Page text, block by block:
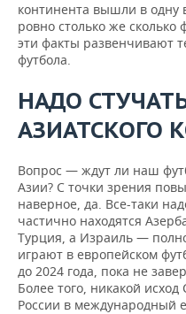
континента вышли в
ровно столько же сколько
эти факты развенчивают
футбола.
НАДО
АЗИАТСКОГО
Вопрос — ждут ли наш
Азии? С точки зрения
наверное, да. Все-таки
частично находятся
Турция, а Израиль —
играют в европейском
до 2024 года, пока не
Более того, никакой
России в международный